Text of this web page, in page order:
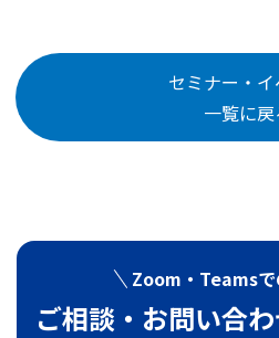
セミナー・イ
一覧に戻
Zoom・Teamsで
ご相談・お問い合